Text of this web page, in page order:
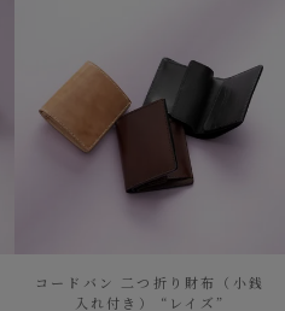
コードバン 二つ折り財布（小銭
入れ付き） “レイズ”